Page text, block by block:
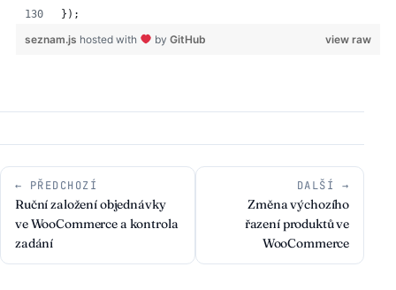
});
view raw
seznam.js hosted with by GitHub
← PŘEDCHOZÍ
Ruční založení objednávky
ve WooCommerce a kontrola
zadání
DALŠÍ →
Změna výchozího
řazení produktů ve
WooCommerce